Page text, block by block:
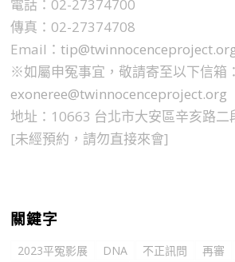
電話：02-27374700
傳真：02-27374708
Email：
※如屬申冤事宜，敬請寄至以下信箱：
exoneree@twinnocenceproject.org
地址：10663 台北市大安區辛亥路
[未經預約，請勿直接來會]
關鍵字
2023平冤影展 DNA 不正訊問 再審